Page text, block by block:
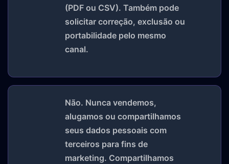
(PDF ou CSV). Também pode
solicitar correção, exclusão ou
portabilidade pelo mesmo
canal.
Não. Nunca vendemos,
alugamos ou compartilhamos
seus dados pessoais com
terceiros para fins de
marketing. Compartilhamos